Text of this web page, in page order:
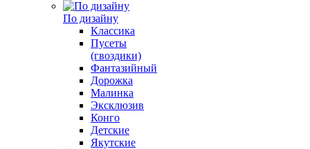
По дизайну
Классика
Пусеты
(гвоздики)
Фантазийный
Дорожка
Малинка
Эксклюзив
Конго
Детские
Якутские